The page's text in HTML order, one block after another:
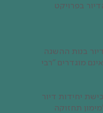
בפרויקט
הדיור בנות ההשגה
מוגדרים "רבי
יחידות דיור
תחזוקה